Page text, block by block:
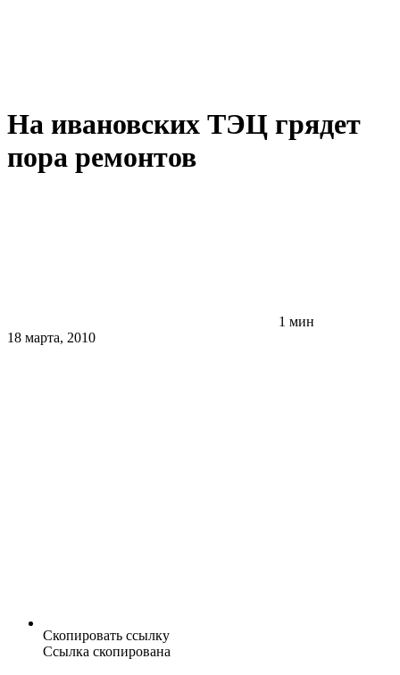
На ивановских ТЭЦ грядет
пора ремонтов
1 мин
18 марта, 2010
Скопировать ссылку
Ссылка скопирована